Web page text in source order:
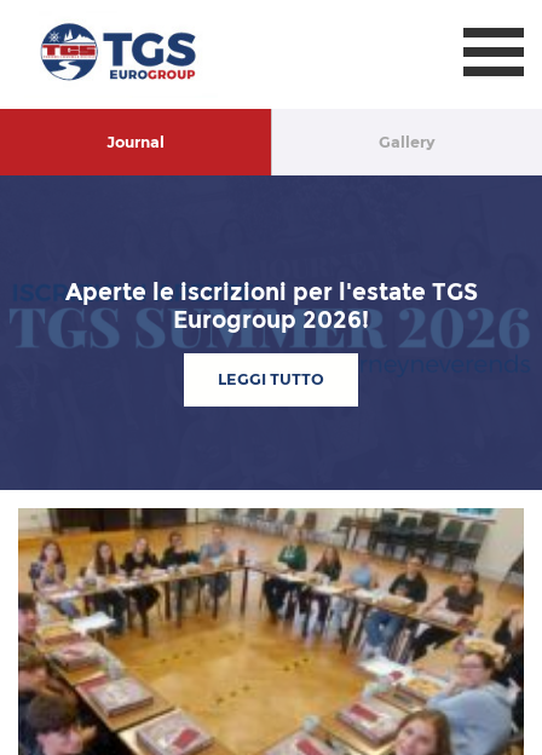
Journal Gallery
Aperte le iscrizioni per l'estate TGS
Eurogroup 2026!
LEGGI TUTTO